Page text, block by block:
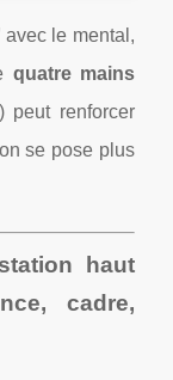
avec le mental,
quatre mains
peut renforcer
se pose plus
haut
cadre,